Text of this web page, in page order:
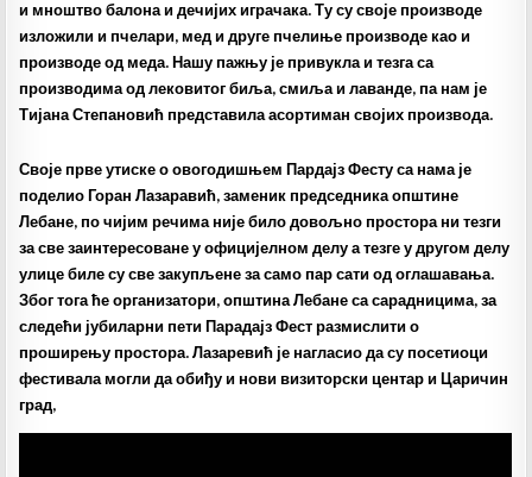
и мноштво балона и дечијих играчака. Ту су своје производе
изложили и пчелари, мед и друге пчелиње производе као и
производе од меда. Нашу пажњу је привукла и тезга са
производима од лековитог биља, смиља и лаванде, па нам је
Тијана Степановић представила асортиман својих производа.
Своје прве утиске о овогодишњем Пардајз Фесту са нама је
поделио Горан Лазаравић, заменик председника општине
Лебане, по чијим речима није било довољно простора ни тезги
за све заинтересоване у официјелном делу а тезге у другом делу
улице биле су све закупљене за само пар сати од оглашавања.
Због тога ће организатори, општина Лебане са сарадницима, за
следећи јубиларни пети Парадајз Фест размислити о
проширењу простора. Лазаревић је нагласио да су посетиоци
фестивала могли да обиђу и нови визиторски центар и Царичин
град,